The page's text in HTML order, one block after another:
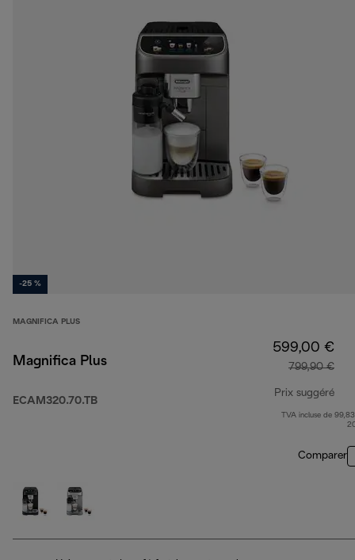
-25 %
MAGNIFICA PLUS
Magnifica Plus
ECAM320.70.TB
599,00 €
799,90 €
Prix suggéré
TVA incluse de
Comparer